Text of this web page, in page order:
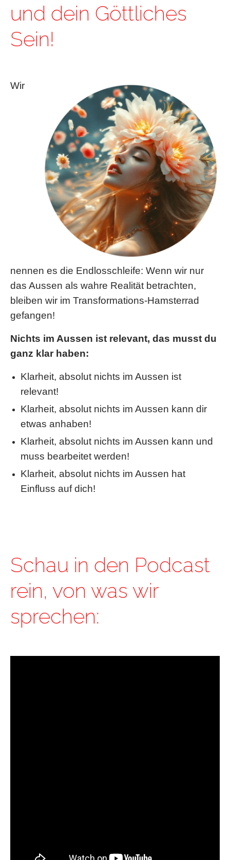
und dein Göttliches
Sein!
Wir
nennen es die Endlosschleife: Wenn wir nur
das Aussen als wahre Realität betrachten,
bleiben wir im Transformations-Hamsterrad
gefangen!
Nichts im Aussen ist relevant, das musst du
ganz klar haben:
Klarheit, absolut nichts im Aussen ist
relevant!
Klarheit, absolut nichts im Aussen kann dir
etwas anhaben!
Klarheit, absolut nichts im Aussen kann und
muss bearbeitet werden!
Klarheit, absolut nichts im Aussen hat
Einfluss auf dich!
Schau in den Podcast
rein, von was wir
sprechen: